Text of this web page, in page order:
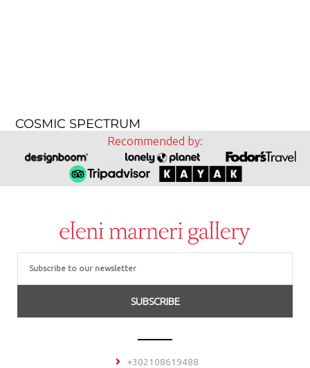
COSMIC SPECTRUM
Recommended by:
SUBSCRIBE
+302108619488